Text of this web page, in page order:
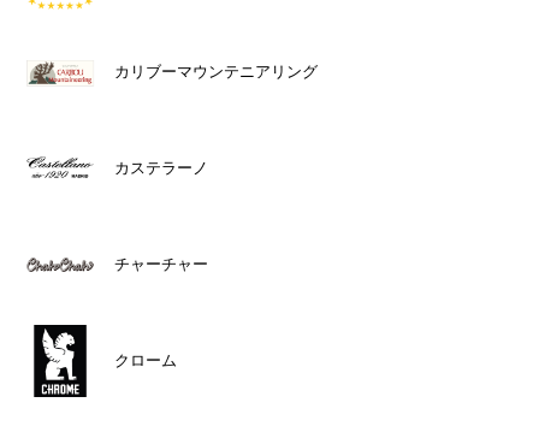
カリブーマウンテニアリング
カステラーノ
チャーチャー
クローム